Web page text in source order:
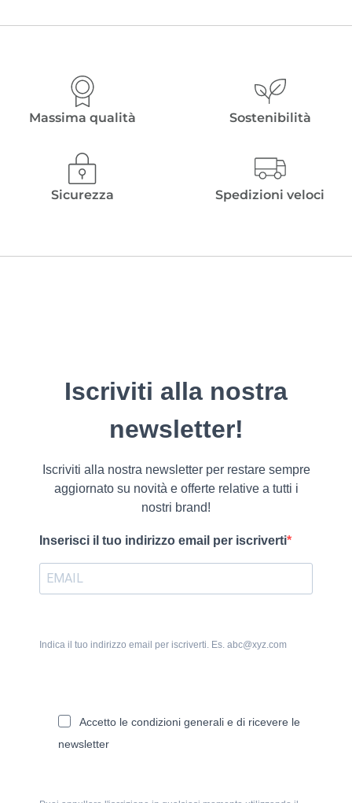
Massima qualità Sostenibilità
Sicurezza Spedizioni veloci
Iscriviti alla nostra
newsletter!
Iscriviti alla nostra newsletter per restare sempre
aggiornato su novità e offerte relative a tutti i
nostri brand!
Inserisci il tuo indirizzo email per iscriverti
Indica il tuo indirizzo email per iscriverti. Es. abc@xyz.com
Accetto le condizioni generali e di ricevere le
newsletter